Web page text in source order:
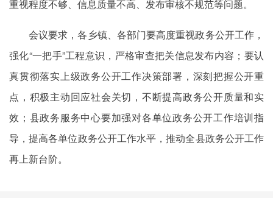
重视程度不够、信息质量不高、发布审核不规范等问题。
会议要求，各乡镇、各部门要高度重视政务公开工作，
强化“一把手”工程意识，严格审查把关信息发布内容；要认
真贯彻落实上级政务公开工作决策部署，深刻把握公开重
点，积极主动回应社会关切，不断提高政务公开质量和实
效；县政务服务中心要加强对各单位政务公开工作培训指
导，提高各单位政务公开工作水平，推动全县政务公开工作
再上新台阶。